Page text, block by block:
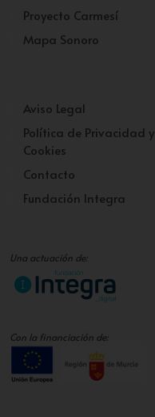
Proyecto Carmesí
Mapa Sonoro
Aviso Legal
Política de Privacidad y
Cookies
Contacto
Fundación Integra
Una actuación de:
Con la financiación de: